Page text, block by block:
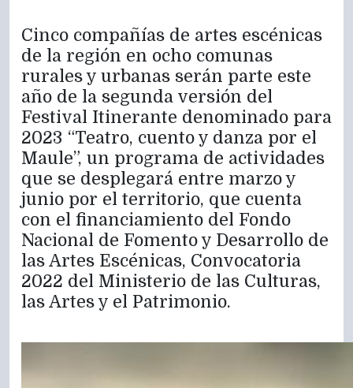
Cinco compañías de artes escénicas
de la región en ocho comunas
rurales y urbanas serán parte este
año de la segunda versión del
Festival Itinerante denominado para
2023 “Teatro, cuento y danza por el
Maule”, un programa de actividades
que se desplegará entre marzo y
junio por el territorio, que cuenta
con el financiamiento del Fondo
Nacional de Fomento y Desarrollo de
las Artes Escénicas, Convocatoria
2022 del Ministerio de las Culturas,
las Artes y el Patrimonio.